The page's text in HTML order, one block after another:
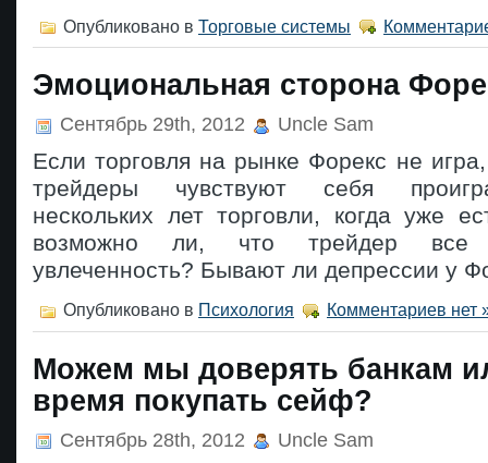
Опубликовано в Торговые системы
Эмоциональная сторона
Сентябрь 29th, 2012 Uncle Sam
Если торговля на рынке Форекс не
трейдеры чувствуют себя
нескольких лет торговли, когда уже
возможно ли, что трейдер все
увлеченность? Бывают ли депрессии у
Опубликовано в Психология Комментариев нет
Можем мы доверять банкам
время покупать сейф?
Сентябрь 28th, 2012 Uncle Sam